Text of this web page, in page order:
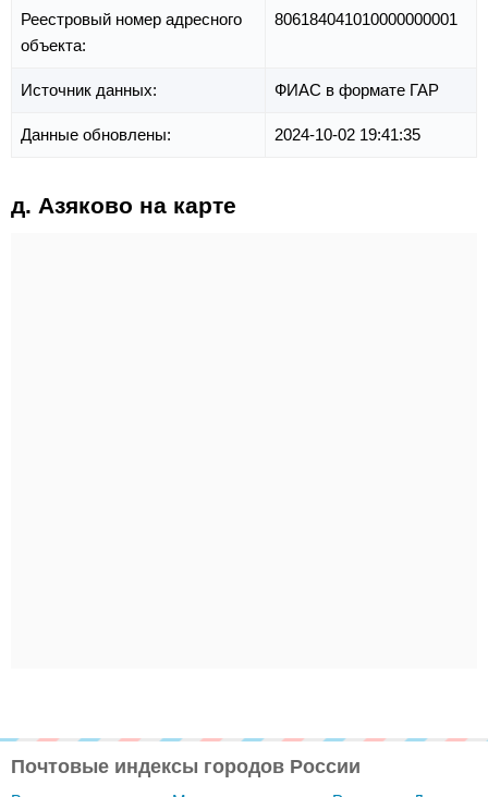
Реестровый номер адресного
объекта:
806184041010000000001
Источник данных: ФИАС в формате ГАР
Данные обновлены: 2024-10-02 19:41:35
д. Азяково на карте
Почтовые индексы городов России